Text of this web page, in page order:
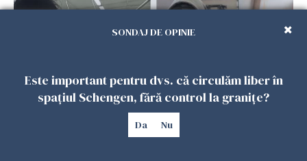
Patronii spun că România riscă să piardă
SONDAJ DE OPINIE
Este important pentru dvs. că circulăm liber în
spațiul Schengen, fără control la granițe?
Da Nu